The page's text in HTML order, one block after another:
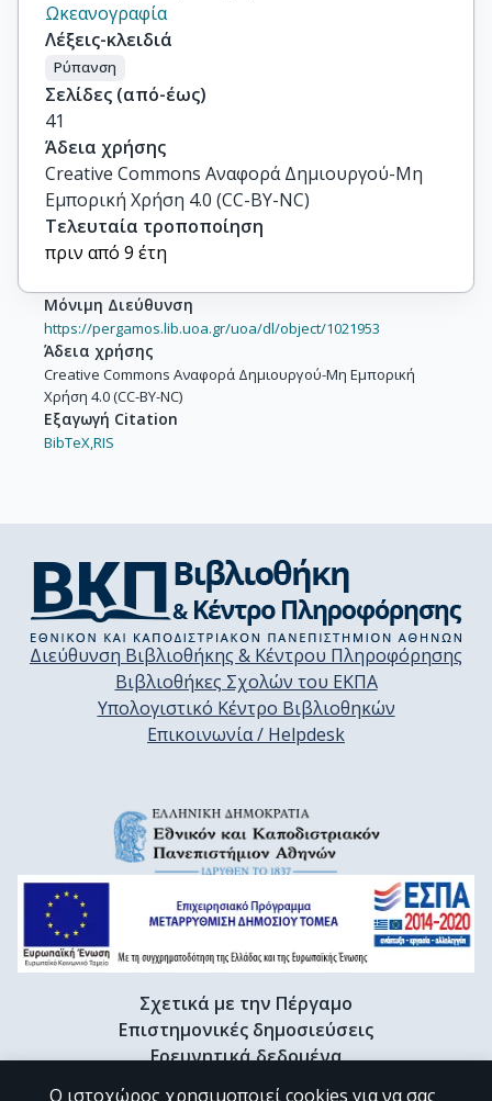
Ωκεανογραφία
Λέξεις-κλειδιά
Ρύπανση
Σελίδες (από-έως)
41
Άδεια χρήσης
Creative Commons Αναφορά Δημιουργού-Μη
Εμπορική Χρήση 4.0 (CC-BY-NC)
Τελευταία τροποποίηση
πριν από 9 έτη
Μόνιμη Διεύθυνση
https://pergamos.lib.uoa.gr/uoa/dl/object/1021953
Άδεια χρήσης
Creative Commons Αναφορά Δημιουργού-Μη Εμπορική
Χρήση 4.0 (CC-BY-NC)
Εξαγωγή Citation
BibTeX,RIS
Διεύθυνση Βιβλιοθήκης & Κέντρου Πληροφόρησης
Βιβλιοθήκες Σχολών του ΕΚΠΑ
Υπολογιστικό Κέντρο Βιβλιοθηκών
Επικοινωνία / Helpdesk
Σχετικά με την Πέργαμο
Επιστημονικές δημοσιεύσεις
Ερευνητικά δεδομένα
Διδακτορικές διατριβές & Γκρίζα βιβλιογραφία
Ο ιστοχώρος χρησιμοποιεί cookies για να σας